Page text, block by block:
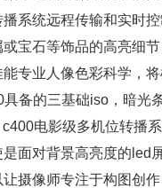
系统远程传输和实时
宝石等饰品的高亮细
专业人像色彩科学，
备的三基础iso，暗光
电影级多机位转播
面对背景高亮度的led
摄像师专注于构图创